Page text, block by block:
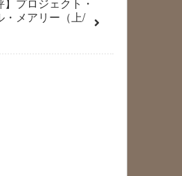
・メアリー（上/